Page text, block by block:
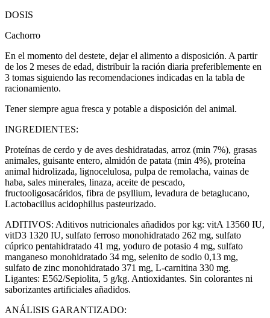
DOSIS
Cachorro
En el momento del destete, dejar el alimento a disposición. A partir
de los 2 meses de edad, distribuir la ración diaria preferiblemente en
3 tomas siguiendo las recomendaciones indicadas en la tabla de
racionamiento.
Tener siempre agua fresca y potable a disposición del animal.
INGREDIENTES:
Proteínas de cerdo y de aves deshidratadas, arroz (min 7%), grasas
animales, guisante entero, almidón de patata (min 4%), proteína
animal hidrolizada, lignocelulosa, pulpa de remolacha, vainas de
haba, sales minerales, linaza, aceite de pescado,
fructooligosacáridos, fibra de psyllium, levadura de betaglucano,
Lactobacillus acidophillus pasteurizado.
ADITIVOS: Aditivos nutricionales añadidos por kg: vitA 13560 IU,
vitD3 1320 IU, sulfato ferroso monohidratado 262 mg, sulfato
cúprico pentahidratado 41 mg, yoduro de potasio 4 mg, sulfato
manganeso monohidratado 34 mg, selenito de sodio 0,13 mg,
sulfato de zinc monohidratado 371 mg, L-carnitina 330 mg.
Ligantes: E562/Sepiolita, 5 g/kg. Antioxidantes. Sin colorantes ni
saborizantes artificiales añadidos.
ANÁLISIS GARANTIZADO: